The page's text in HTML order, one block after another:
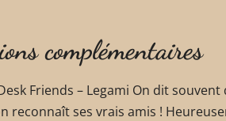
complémentaires
Friends – Legami On dit souvent
reconnaît ses vrais amis !